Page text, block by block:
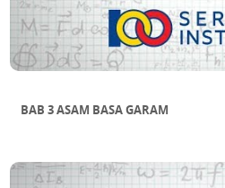
BAB 3 ASAM BASA GARAM